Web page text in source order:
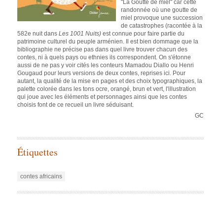
"La Goutte de miel" car cette
randonnée où une goutte de
miel provoque une succession
de catastrophes (racontée à la
582e nuit dans Les 1001 Nuits) est connue pour faire partie du
patrimoine culturel du peuple arménien. Il est bien dommage que la
bibliographie ne précise pas dans quel livre trouver chacun des
contes, ni à quels pays ou ethnies ils correspondent. On s'étonne
aussi de ne pas y voir cités les conteurs Mamadou Diallo ou Henri
Gougaud pour leurs versions de deux contes, reprises ici. Pour
autant, la qualité de la mise en pages et des choix typographiques, la
palette colorée dans les tons ocre, orangé, brun et vert, l'illustration
qui joue avec les éléments et personnages ainsi que les contes
choisis font de ce recueil un livre séduisant.
GC
Étiquettes
contes africains